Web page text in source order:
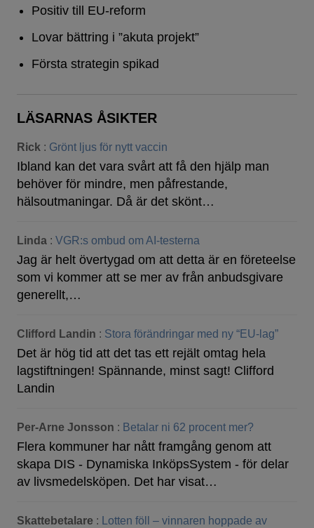
Positiv till EU-reform
Lovar bättring i ”akuta projekt”
Första strategin spikad
LÄSARNAS ÅSIKTER
Rick : Grönt ljus för nytt vaccin
Ibland kan det vara svårt att få den hjälp man
behöver för mindre, men påfrestande,
hälsoutmaningar. Då är det skönt…
Linda : VGR:s ombud om AI-testerna
Jag är helt övertygad om att detta är en företeelse
som vi kommer att se mer av från anbudsgivare
generellt,…
Clifford Landin : Stora förändringar med ny “EU-lag”
Det är hög tid att det tas ett rejält omtag hela
lagstiftningen! Spännande, minst sagt! Clifford
Landin
Per-Arne Jonsson : Betalar ni 62 procent mer?
Flera kommuner har nått framgång genom att
skapa DIS - Dynamiska InköpsSystem - för delar
av livsmedelsköpen. Det har visat…
Skattebetalare : Lotten föll – vinnaren hoppade av